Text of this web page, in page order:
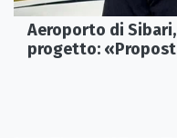
Aeroporto di
progetto: